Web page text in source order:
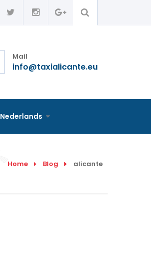
Mail
info@taxialicante.eu
Nederlands
Home Blog alicante